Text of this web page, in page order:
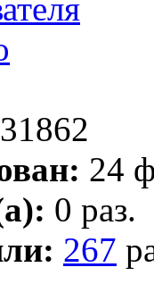
31862
24
0 раз.
267